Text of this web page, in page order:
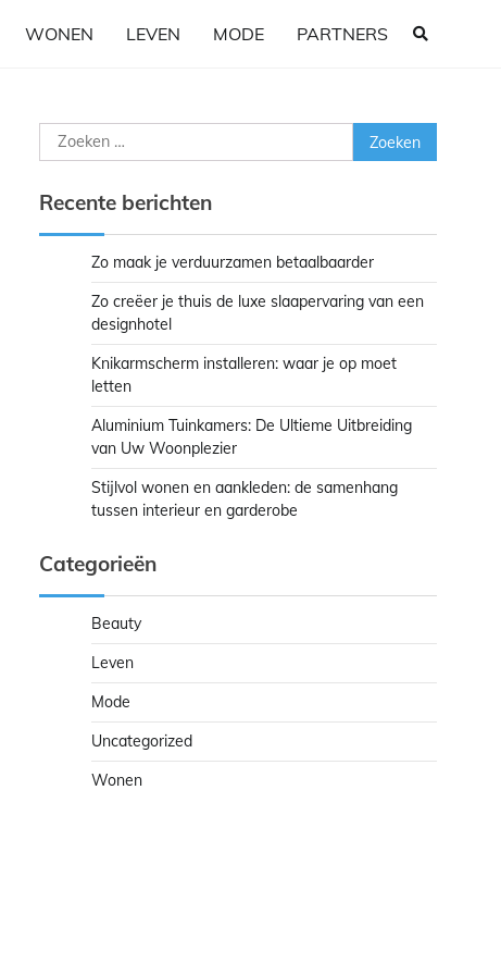
WONEN LEVEN MODE PARTNERS
Zoeken
naar:
Recente berichten
Zo maak je verduurzamen betaalbaarder
Zo creëer je thuis de luxe slaapervaring van een
designhotel
Knikarmscherm installeren: waar je op moet
letten
Aluminium Tuinkamers: De Ultieme Uitbreiding
van Uw Woonplezier
Stijlvol wonen en aankleden: de samenhang
tussen interieur en garderobe
Categorieën
Beauty
Leven
Mode
Uncategorized
Wonen